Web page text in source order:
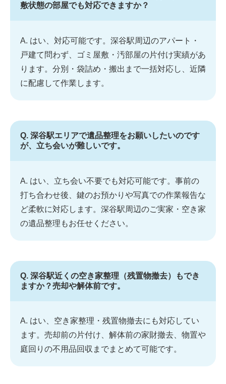
敷状態の部屋でも対応できますか？
A. はい、対応可能です。深谷駅周辺のアパート・
戸建て問わず、ゴミ屋敷・汚部屋の片付け実績があ
ります。分別・袋詰め・搬出まで一括対応し、近隣
に配慮して作業します。
Q. 深谷駅エリアで遺品整理をお願いしたいのです
が、立ち会いが難しいです。
A. はい、立ち会い不要でも対応可能です。事前の
打ち合わせ後、鍵のお預かりや写真での作業報告な
ど柔軟に対応します。深谷駅周辺のご実家・空き家
の遺品整理もお任せください。
Q. 深谷駅近くの空き家整理（残置物撤去）もでき
ますか？売却や解体前です。
A. はい、空き家整理・残置物撤去にも対応してい
ます。売却前の片付け、解体前の家財撤去、物置や
庭回りの不用品回収までまとめて可能です。